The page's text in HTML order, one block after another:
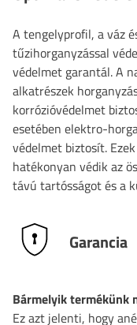
A tengelyprofil, a váz
tűzihorganyzással
védelmet garantál. A
alkatrészek
korrózióvédelmet
esetében elektro-
védelmet biztosít.
hatékonyan védik az
távú tartósságot és a
Garancia
Bármelyik termékünk
Ez azt jelenti, hogy